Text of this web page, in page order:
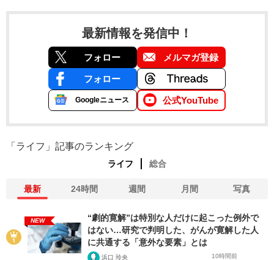
最新情報を発信中！
フォロー メルマガ登録
フォロー
Googleニュース 公式YouTube
「ライフ」記事のランキング
ライフ 総合
最新 24時間 週間 月間 写真
NEW
“劇的寛解”は特別な人だけに起こった例外で
はない…研究で判明した、がんが寛解した人
に共通する「意外な要素」とは
浜口 玲央 10時間前